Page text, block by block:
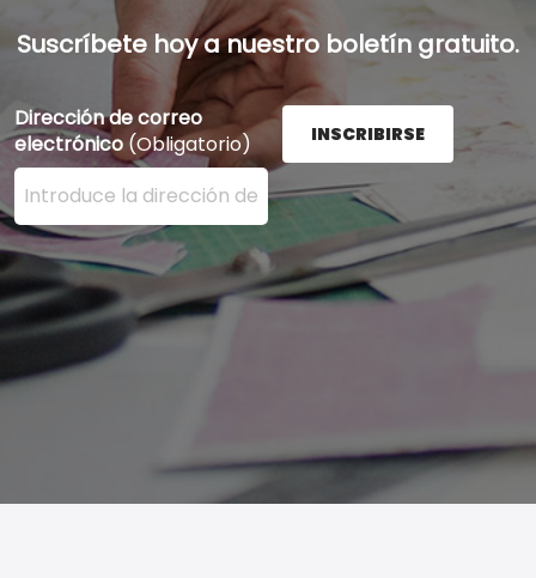
Suscríbete hoy a nuestro boletín gratuito.
Dirección de correo
electrónico (Obligatorio)
Ingrese su dirección de correo electrónico aquí y
INSCRIBIRSE